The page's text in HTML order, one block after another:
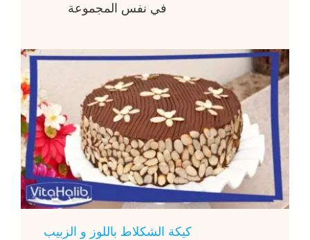
في نفس المجموعة
كيكة الشكلاط باللوز و الزبيب